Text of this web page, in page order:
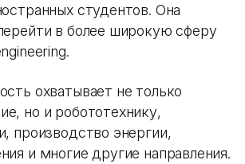
студентов. Она
в более широкую сферу
охватывает не только
но и робототехнику,
производство энергии,
и многие другие направления.